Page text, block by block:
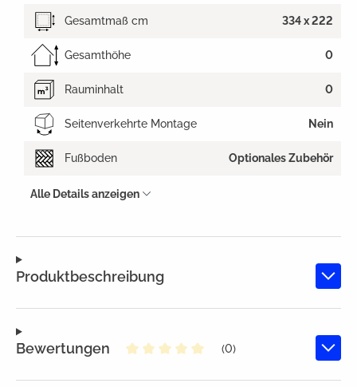
Produktbeschreibung
Bewertungen
(0)
Gesamtmaß cm 334 x 222
Gesamthöhe 0
Rauminhalt 0
Seitenverkehrte Montage Nein
Fußboden Optionales Zubehör
Alle Details anzeigen